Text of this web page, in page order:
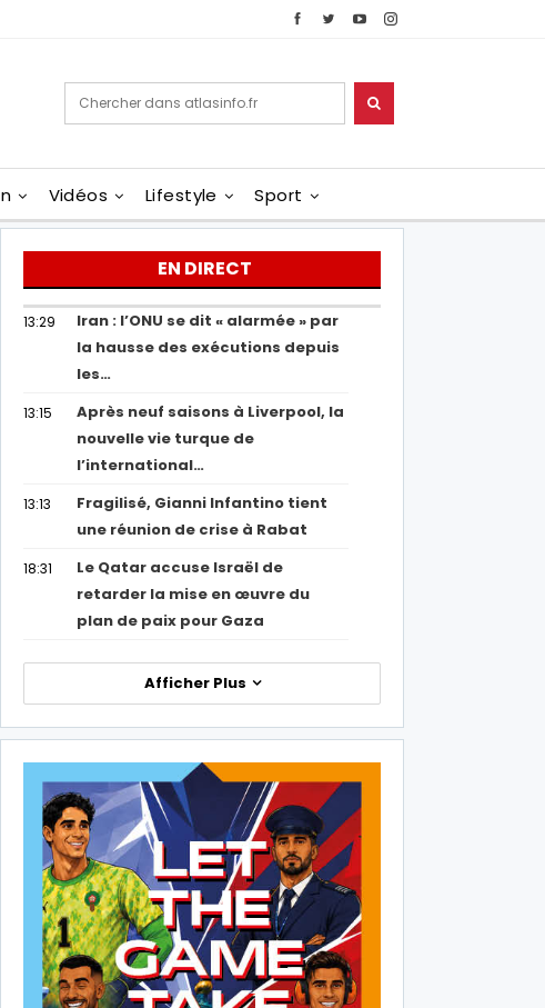
Vidéos Lifestyle Sport
EN DIRECT
13:29
Iran : l’ONU se dit « alarmée » par
la hausse des exécutions depuis
les…
13:15
Après neuf saisons à Liverpool, la
nouvelle vie turque de
l’international…
13:13
Fragilisé, Gianni Infantino tient
une réunion de crise à Rabat
18:31
Le Qatar accuse Israël de
retarder la mise en œuvre du
plan de paix pour Gaza
Afficher Plus